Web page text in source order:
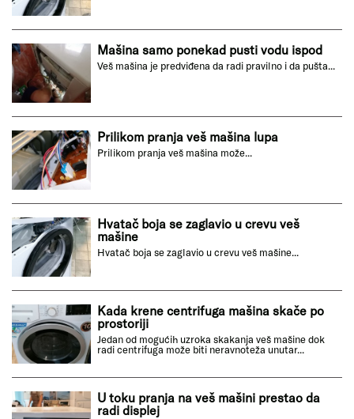
Mašina samo ponekad pusti vodu ispod
Veš mašina je predviđena da radi pravilno i da pušta...
Prilikom pranja veš mašina lupa
Prilikom pranja veš mašina može...
Hvatač boja se zaglavio u crevu veš
mašine
Hvatač boja se zaglavio u crevu veš mašine...
Kada krene centrifuga mašina skače po
prostoriji
Jedan od mogućih uzroka skakanja veš mašine dok
radi centrifuga može biti neravnoteža unutar...
U toku pranja na veš mašini prestao da
radi displej